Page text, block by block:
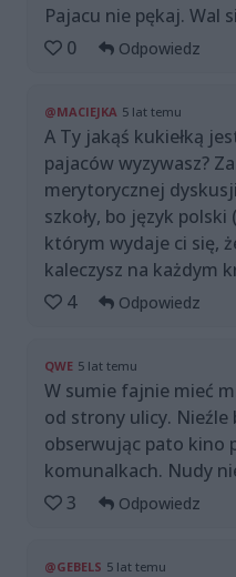
Pajacu nie pękaj. Wal
0
Odpowiedz
@MACIEJKA 5 lat temu
A Ty jakąś kukiełką
pajaców wyzywasz?
merytorycznej
szkoły, bo język
którym wydaje ci się,
kaleczysz na każdym
4
Odpowiedz
QWE 5 lat temu
W sumie fajnie mieć
od strony ulicy. Nieźle
obserwując pato kino
komunalkach. Nudy
3
Odpowiedz
@GEBELS 5 lat temu